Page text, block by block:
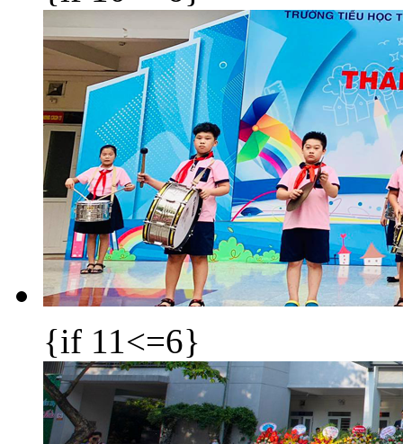
{if 11<=6}